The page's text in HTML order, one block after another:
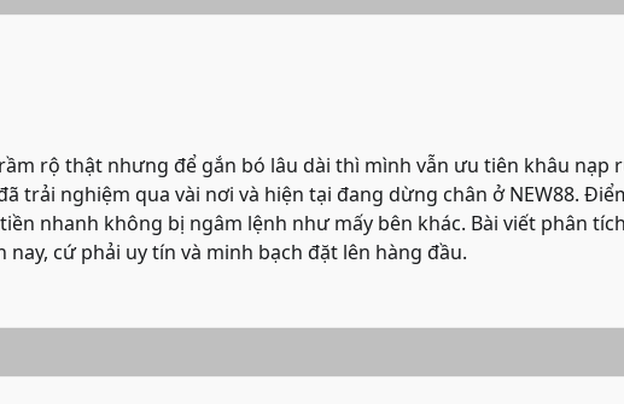
rộ thật nhưng để gắn bó lâu dài thì mình vẫn ưu tiên khâu nạp
trải nghiệm qua vài nơi và hiện tại đang dừng chân ở NEW88.
nhanh không bị ngâm lệnh như mấy bên khác. Bài viết phân
cứ phải uy tín và minh bạch đặt lên hàng đầu.